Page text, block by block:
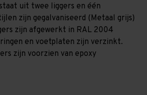
uit twee liggers en één
zijn gegalvaniseerd (Metaal grijs)
zijn afgewerkt in RAL 2004
en voetplaten zijn verzinkt.
zijn voorzien van epoxy